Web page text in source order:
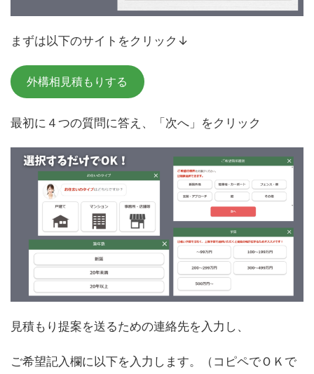
まずは以下のサイトをクリック↓
外構相見積もりする
最初に４つの質問に答え、「次へ」をクリック
見積もり提案を送るための連絡先を入力し、
ご希望記入欄に以下を入力します。（コピペでＯＫで